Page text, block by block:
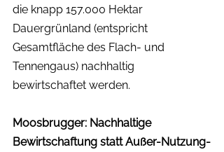
die knapp 157.000 Hektar
Dauergrünland (entspricht
Gesamtfläche des Flach- und
Tennengaus) nachhaltig
bewirtschaftet werden.
Moosbrugger: Nachhaltige
Bewirtschaftung statt Außer-Nutzung-